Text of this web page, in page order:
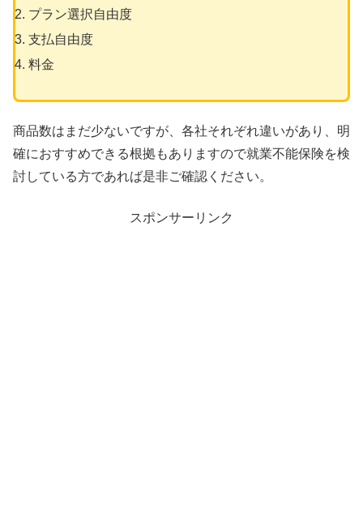
プラン選択自由度
支払自由度
料金
商品数はまだ少ないですが、各社それぞれ違いがあり、明
確におすすめできる根拠もありますので就業不能保険を検
討している方であれば是非ご確認ください。
スポンサーリンク